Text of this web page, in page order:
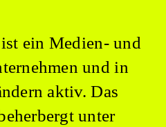
ein Medien- und
und in
aktiv. Das
unter